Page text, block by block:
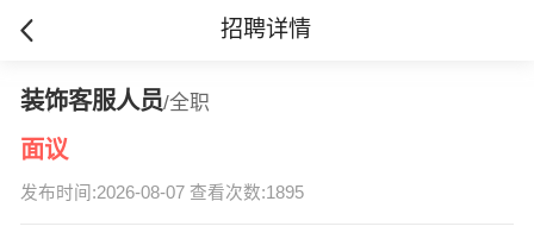
招聘详情
装饰客服人员/全职
面议
发布时间:2026-08-07 查看次数:1895